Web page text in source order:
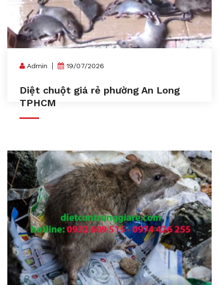
Admin 19/07/2026
Diệt chuột giá rẻ phường An Long
TPHCM